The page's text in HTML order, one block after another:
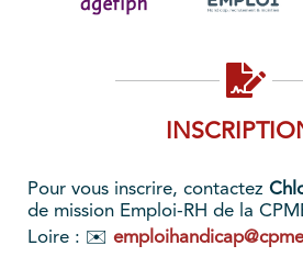
Pour vous inscrire, contactez
de mission Emploi-RH de la
Loire : ✉️